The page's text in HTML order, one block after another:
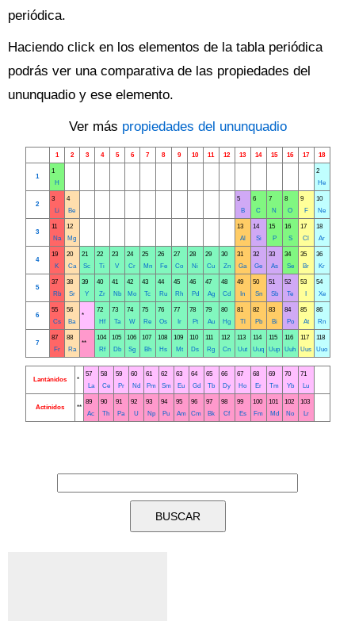
periódica.
Haciendo click en los elementos de la tabla periódica
podrás ver una comparativa de las propiedades del
ununquadio y ese elemento.
Ver más propiedades del ununquadio
1 2 3 4 5 6 7 8 9 10 11 12 13 14 15 16 17 18
1
1
H
2
He
2
3
Li
4
Be
5
B
6
C
7
N
8
O
9
F
10
Ne
3
11
Na
12
Mg
13
Al
14
Si
15
P
16
S
17
Cl
18
Ar
4
19
K
20
Ca
21
Sc
22
Ti
23
V
24
Cr
25
Mn
26
Fe
27
Co
28
Ni
29
Cu
30
Zn
31
Ga
32
Ge
33
As
34
Se
35
Br
36
Kr
5
37
Rb
38
Sr
39
Y
40
Zr
41
Nb
42
Mo
43
Tc
44
Ru
45
Rh
46
Pd
47
Ag
48
Cd
49
In
50
Sn
51
Sb
52
Te
53
54
Xe
6
55
Cs
56
Ba
*
72
Hf
73
Ta
74
W
75
Re
76
Os
77
Ir
78
Pt
79
Au
80
Hg
81
Tl
82
Pb
83
Bi
84
Po
85
At
86
Rn
7
87
Fr
88
Ra
**
104
Rf
105
Db
106
Sg
107
Bh
108
Hs
109
Mt
110
Ds
111
Rg
112
Cn
113
Uut
114
Uuq
115
Uup
116
Uuh
117
Uus
118
Uuo
Lantánidos *
57
La
58
Ce
59
Pr
60
Nd
61
Pm
62
Sm
63
Eu
64
Gd
65
Tb
66
Dy
67
Ho
68
Er
69
Tm
70
Yb
71
Lu
Actínidos **
89
Ac
90
Th
91
Pa
92
U
93
Np
94
Pu
95
Am
96
Cm
97
Bk
98
Cf
99
Es
100
Fm
101
Md
102
No
103
Lr